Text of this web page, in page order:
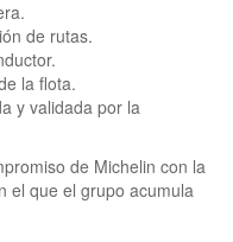
de rutas.
la flota.
y validada por la
de Michelin con la
el que el grupo acumula